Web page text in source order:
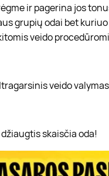
ir pagerina jos
grupių odai bet
veido
veido
skaisčia oda!